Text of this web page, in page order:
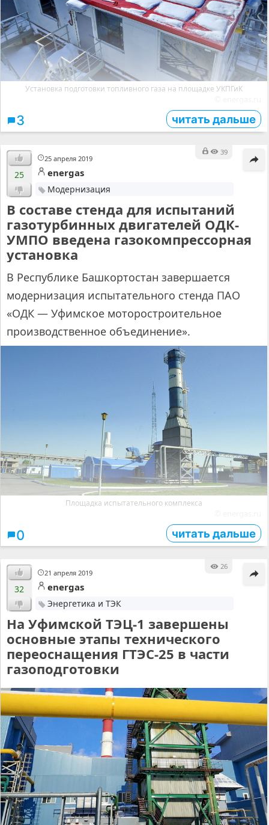
Установка подготовки топливного газа на площадке УКПГиК
3 читать дальше
25 апреля 2019
39
25 energas
Модернизация
В составе стенда для испытаний
газотурбинных двигателей ОДК-
УМПО введена газокомпрессорная
установка
В Республике Башкортостан завершается
модернизация испытательного стенда ПАО
«ОДК — Уфимское моторостроительное
производственное объединение».
Площадка испытательного комплекса
0 читать дальше
21 апреля 2019
26
32 energas
Энергетика и ТЭК
На Уфимской ТЭЦ-1 завершены
основные этапы технического
переоснащения ГТЭС-25 в части
газоподготовки